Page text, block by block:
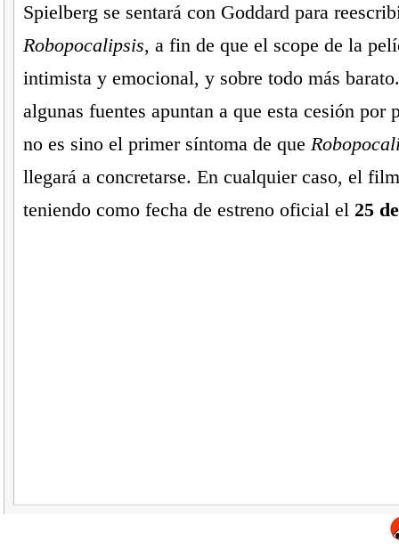
Spielberg se sentará con Goddard para
Robopocalipsis, a fin de que el scope de la
intimista y emocional, y sobre todo más
algunas fuentes apuntan a que esta cesión por
no es sino el primer síntoma de que
llegará a concretarse. En cualquier caso, el
teniendo como fecha de estreno oficial el 25